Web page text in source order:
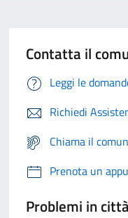
Contatta il
Leggi le
Richiedi
Chiama il
Prenota un
Problemi in città